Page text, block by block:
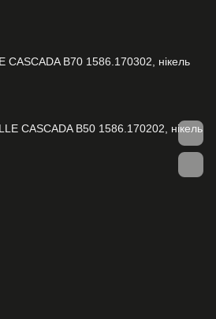
CASCADA B70 1586.170302, нікель